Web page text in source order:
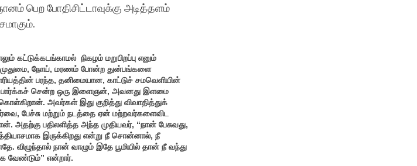
பெற போதிசிட்டாவுக்கு அடித்தளம்
கட்டுக்கடங்காமல் நிகழம் மறுபிறப்பு எனும்
முதுமை, நோய், மரணம் போன்ற துன்பங்களை
பரந்த, தனிமையான, காட்டுச் சமவெளியின்
சென்ற ஒரு இளைஞன், அவனது இளமை
. அவர்கள் இது குறித்து விவாதித்துக்
பேச்சு மற்றும் நடத்தை ஏன் மற்றவர்களைவிட
அதற்கு பதிலளித்த அந்த முதியவர், “நான் பேசுவது,
இருக்கிறது என்று நீ சொன்னால், நீ
விழுந்தால் நான் வாழும் இதே பூமியில் தான் நீ வந்து
வேண்டும்” என்றார்.